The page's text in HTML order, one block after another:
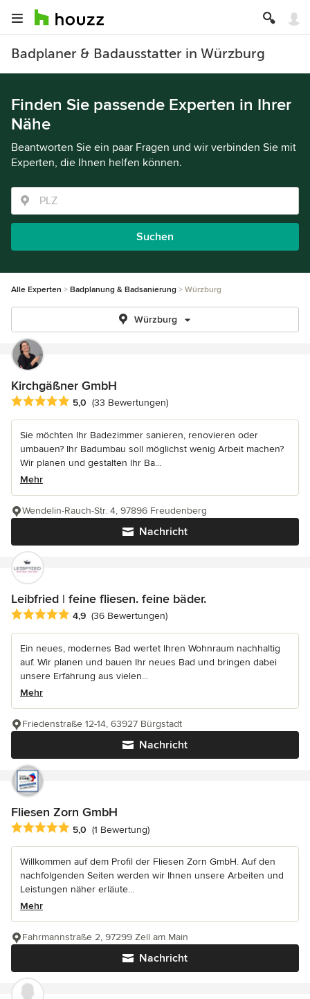
Badplaner & Badausstatter in Würzburg
Finden Sie passende Experten in Ihrer
Nähe
Beantworten Sie ein paar Fragen und wir verbinden Sie mit
Experten, die Ihnen helfen können.
Suchen
Alle Experten Badplanung & Badsanierung Würzburg
Würzburg
Kirchgäßner GmbH
Durchschnittliche Bewertung: 5 von 5 Sternen
5,0 (33 Bewertungen)
Sie möchten Ihr Badezimmer sanieren, renovieren oder
umbauen? Ihr Badumbau soll möglichst wenig Arbeit machen?
Wir planen und gestalten Ihr Ba...
Mehr
Nachricht
Wendelin-Rauch-Str. 4, 97896 Freudenberg
Leibfried | feine fliesen. feine bäder.
Durchschnittliche Bewertung: 4.9 von 5 Sternen
4,9 (36 Bewertungen)
Ein neues, modernes Bad wertet Ihren Wohnraum nachhaltig
auf. Wir planen und bauen Ihr neues Bad und bringen dabei
unsere Erfahrung aus vielen...
Mehr
Nachricht
Friedenstraße 12-14, 63927 Bürgstadt
Fliesen Zorn GmbH
Durchschnittliche Bewertung: 5 von 5 Sternen
5,0 (1 Bewertung)
Willkommen auf dem Profil der Fliesen Zorn GmbH. Auf den
nachfolgenden Seiten werden wir Ihnen unsere Arbeiten und
Leistungen näher erläute...
Mehr
Nachricht
Fahrmannstraße 2, 97299 Zell am Main